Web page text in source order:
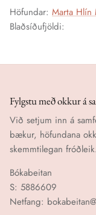
Höfundar: Marta Hlín
Blaðsíðufjöldi:
Fylgstu með okkur á
Við setjum inn á
bækur, höfundana
skemmtilegan fróðleik.
Bókabeitan
S: 5886609
Netfang: